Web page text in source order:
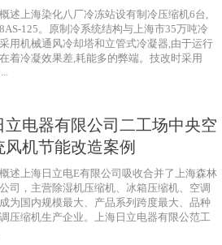
述上海染化八厂冷冻站设有制冷压缩机6台,
125。原制冷系统结构与上海市35万吨冷
用机械通风冷却塔和立管式冷凝器,由于运行
着冷凝效果差,耗能多的弊端。技改时采用
立电器有限公司二工场中央空
风机节能改造案例
述上海日立电E有限公司吸收合并了上海森林
司，主营除湿机压缩机、冰箱压缩机、空调
为国内规模最大、产品系列跨度最大、品种
压缩机生产企业。上海日立电器有限公范工